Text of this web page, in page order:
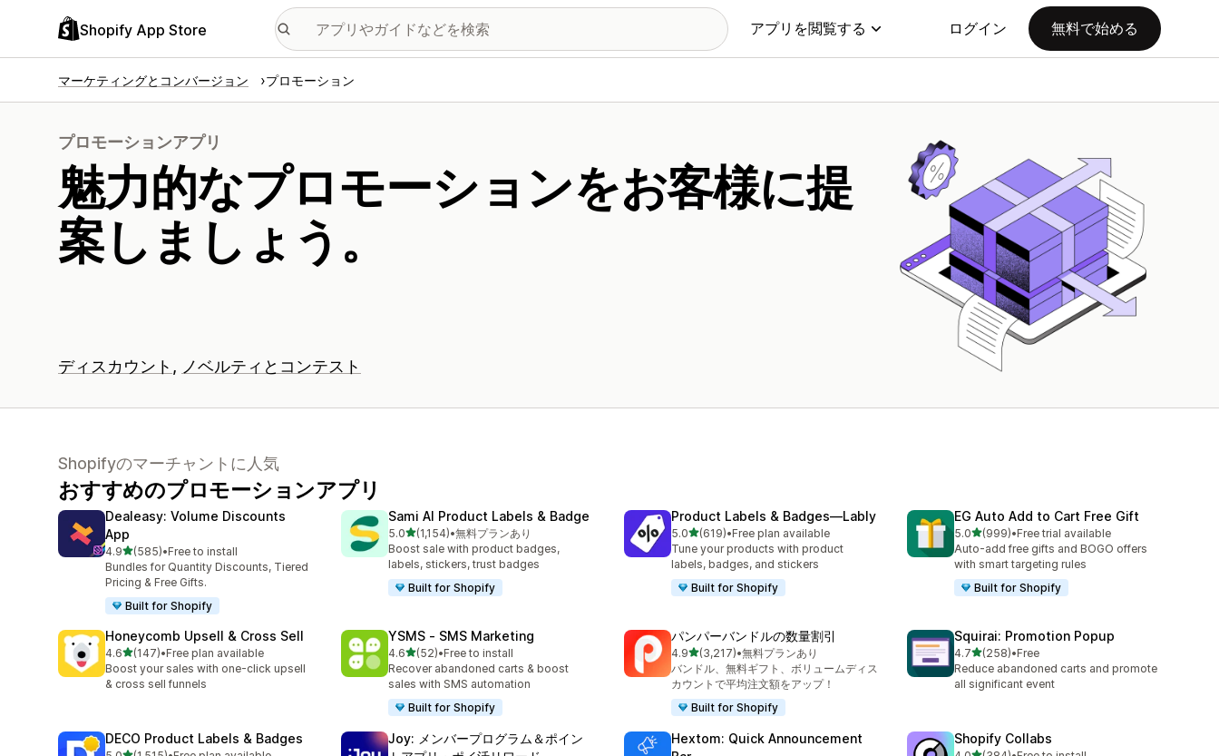
Shopify App Store アプリを閲覧する ログイン 無料で始める
マーケティングとコンバージョン プロモーション
プロモーションアプリ
魅力的なプロモーションをお客様に提
案しましょう。
ディスカウント ノベルティとコンテスト
Shopifyのマーチャントに人気
おすすめのプロモーションアプリ
Dealeasy: Volume Discounts
App
4.95つ星中
(585)
合計レビュー数：585件
•Free to install
Bundles for Quantity Discounts, Tiered
Pricing & Free Gifts.
Built for Shopify
Sami AI Product Labels & Badge
5.05つ星中
(1,154)
合計レビュー数：1154件
•無料プランあり
Boost sale with product badges,
labels, stickers, trust badges
Built for Shopify
Product Labels & Badges—Lably
5.05つ星中
(619)
合計レビュー数：619件
•Free plan available
Tune your products with product
labels, badges, and stickers
Built for Shopify
EG Auto Add to Cart Free Gift
5.05つ星中
(999)
合計レビュー数：999件
•Free trial available
Auto-add free gifts and BOGO offers
with smart targeting rules
Built for Shopify
Honeycomb Upsell & Cross Sell
4.65つ星中
(147)
合計レビュー数：147件
•Free plan available
Boost your sales with one-click upsell
& cross sell funnels
YSMS ‑ SMS Marketing
4.65つ星中
(52)
合計レビュー数：52件
•Free to install
Recover abandoned carts & boost
sales with SMS automation
Built for Shopify
パンパーバンドルの数量割引
4.95つ星中
(3,217)
合計レビュー数：3217件
•無料プランあり
バンドル、無料ギフト、ボリュームディス
カウントで平均注文額をアップ！
Built for Shopify
Squirai: Promotion Popup
4.75つ星中
(258)
合計レビュー数：258件
•Free
Reduce abandoned carts and promote
all significant event
DECO Product Labels & Badges
Joy: メンバープログラム＆ポイン
Hextom: Quick Announcement
Shopify Collabs